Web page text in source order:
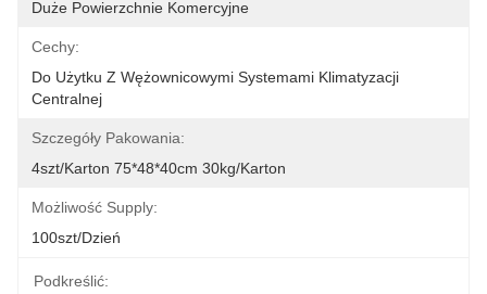
Duże Powierzchnie Komercyjne
Cechy:
Do Użytku Z Wężownicowymi Systemami Klimatyzacji
Centralnej
Szczegóły Pakowania:
4szt/karton 75*48*40cm 30kg/karton
Możliwość Supply:
100szt/dzień
Podkreślić: